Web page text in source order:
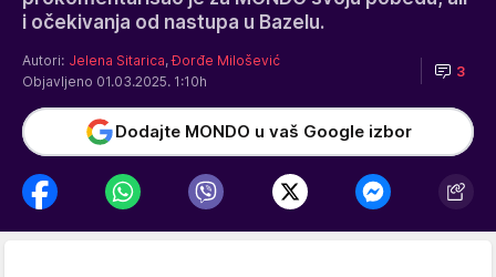
i očekivanja od nastupa u Bazelu.
Autori: Jelena Sitarica,Đorđe Milošević
Objavljeno 01.03.2025. 1:10h
3
Dodajte MONDO u vaš Google izbor